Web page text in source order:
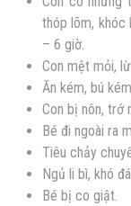
thóp lõm, khóc
– 6 giờ.
Con mệt mỏi,
Ăn kém, bú
Con bị nôn, trớ
Bé đi ngoài ra
Tiêu chảy
Ngủ li bì, khó
Bé bị co giật.